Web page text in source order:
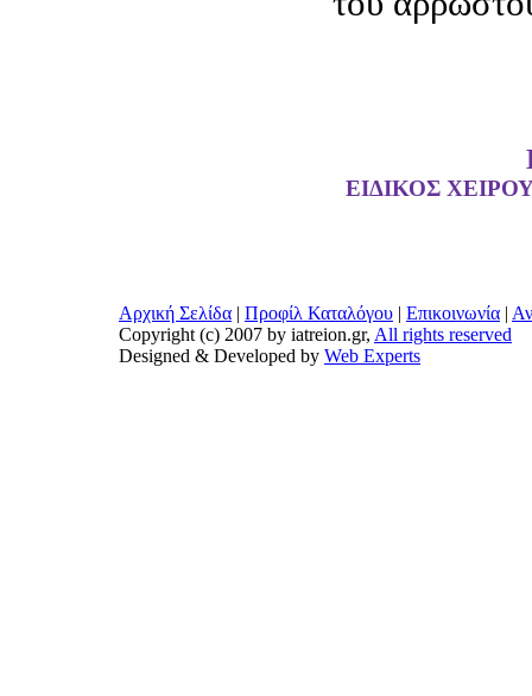
ΕΙΔΙΚΟΣ
Αρχική Σελίδα | Προφίλ Καταλόγου | Επικοινωνία |
Copyright (c) 2007 by iatreion.gr, All rights reserved
Designed & Developed by Web Experts